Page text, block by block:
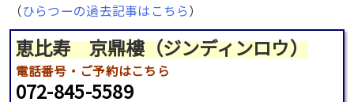
（ひらつーの過去記事はこちら）
恵比寿 京鼎樓（ジンディンロウ）
電話番号 ・ご予約はこちら
072-845-5589